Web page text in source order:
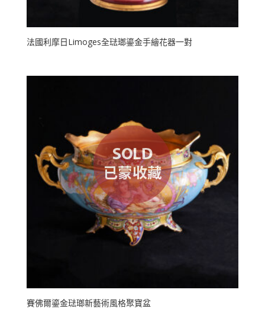
法國利摩日Limoges全琺瑯鎏金手繪花器一對
賽佛爾鎏金琺瑯新藝術風格聚寶盆